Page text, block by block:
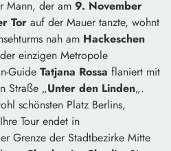
Mann, der am 9. November
Tor auf der Mauer tanzte, wohnt
nah am Hackeschen
einzigen Metropole
Guide Tatjana Rossa flaniert mit
Straße „Unter den Linden„.
schönsten Platz Berlins,
Tour endet in
Grenze der Stadtbezirke Mitte